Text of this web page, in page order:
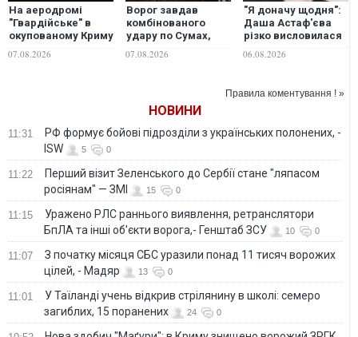
На аеродромі
"Гвардійське" в
окупованому Криму
масштабна
07.08.2026
Ворог завдав
комбінованого
удару по Сумах,
Ще десятеро
ФОТО
07.08.2026
"Я доначу щодня":
Даша Астаф'єва
різко висловилася
забули про війну
06.08.2026
Правила коментування ! »
НОВИНИ
11:31
РФ формує бойові підрозділи з українських полонених, -
ISW
5 0
11:22
Перший візит Зеленського до Сербії стане "ляпасом
росіянам" — ЗМІ
15 0
11:15
Уражено РЛС раннього виявлення, ретранслятори
БпЛА та інші об'єкти ворога,- Генштаб ЗСУ
10 0
11:07
З початку місяця СБС уразили понад 11 тисяч ворожих
цілей, - Мадяр
13 0
11:01
У Таїланді учень відкрив стрілянину в школі: семеро
загиблих, 15 поранених
24 0